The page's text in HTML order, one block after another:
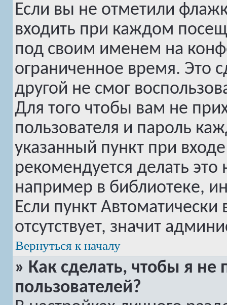
Если вы не отметили
входить при каждом
под своим именем на
ограниченное время. Это
другой не смог
Для того чтобы вам не
пользователя и пароль
указанный пункт при
рекомендуется делать
например в библиотеке,
Если пункт
отсутствует, значит
Вернуться к началу
» Как сделать, чтобы я не
пользователей?